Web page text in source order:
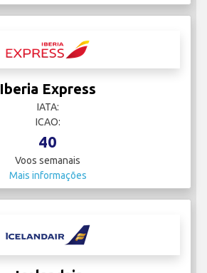
Iberia Express
IATA:
ICAO:
40
Voos semanais
Mais informações